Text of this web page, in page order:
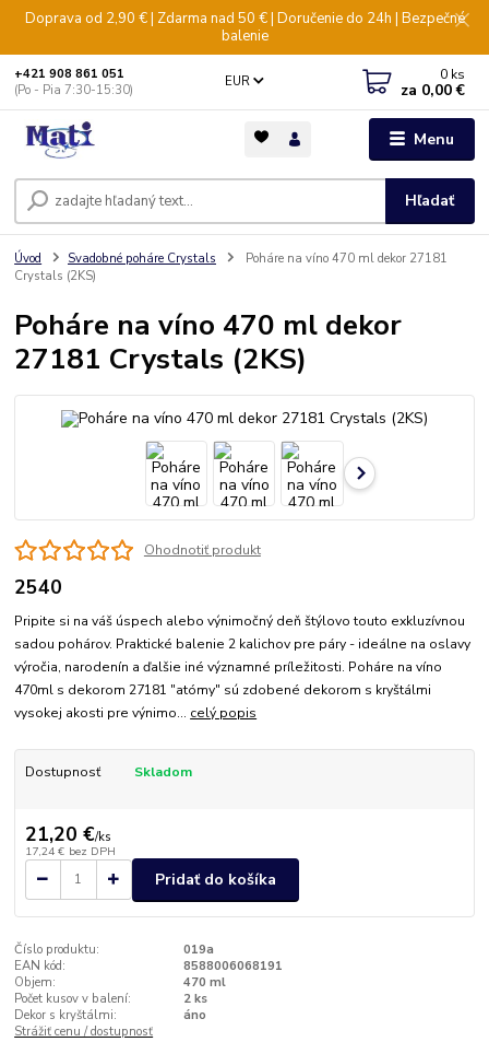
Doprava od 2,90 € | Zdarma nad 50 € | Doručenie do 24h | Bezpečné
balenie
Menu
EUR
Hľadať
+421 908 861 051
(Po - Pia 7:30-15:30)
0 ks
za 0,00 €
Úvod Svadobné poháre Crystals
Poháre na víno 470 ml dekor 27181
Crystals (2KS)
Poháre na víno 470 ml dekor
27181 Crystals (2KS)
Ohodnotiť produkt
2540
Pripite si na váš úspech alebo výnimočný deň štýlovo touto exkluzívnou
sadou pohárov. Praktické balenie 2 kalichov pre páry - ideálne na oslavy
výročia, narodenín a ďalšie iné významné príležitosti. Poháre na víno
470ml s dekorom 27181 "atómy" sú zdobené dekorom s kryštálmi
vysokej akosti pre výnimo... celý popis
Dostupnosť Skladom
21,20 €/ks
17,24 € bez DPH
Pridať do košíka
Číslo produktu:
019a
EAN kód:
8588006068191
Objem:
470 ml
Počet kusov v balení:
2 ks
Dekor s kryštálmi:
áno
Strážiť cenu / dostupnosť